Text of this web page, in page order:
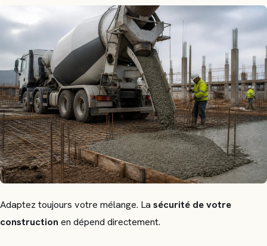
Adaptez toujours votre mélange. La sécurité de votre
construction en dépend directement.